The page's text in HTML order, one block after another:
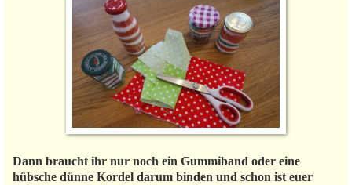
Dann braucht ihr nur noch ein Gummiband oder eine
hübsche dünne Kordel darum binden und schon ist euer